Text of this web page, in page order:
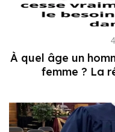
À quel âge un
femme ? La